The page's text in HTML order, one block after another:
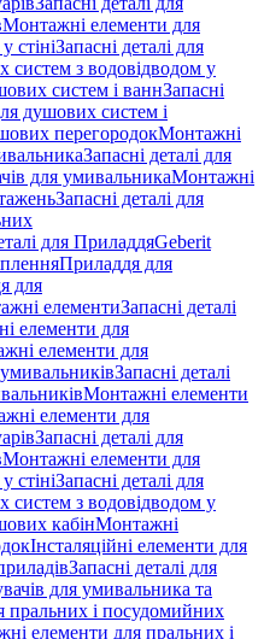
Монтажні елементи для
стініЗапасні деталі для
з водовідводом у
систем і ваннЗапасні
душових систем і
перегородокМонтажні
Запасні деталі для
для умивальникаМонтажні
Запасні деталі для
для ПриладдяGeberit
Приладдя для
для
елементиЗапасні деталі
елементи для
елементи для
Запасні деталі
Монтажні елементи
елементи для
Запасні деталі для
Монтажні елементи для
стініЗапасні деталі для
з водовідводом у
кабінМонтажні
Інсталяційні елементи для
Запасні деталі для
для умивальника та
пральних і посудомийних
елементи для пральних і